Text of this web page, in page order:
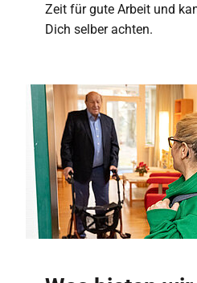
Zeit für gute Arbeit und
Dich selber achten.